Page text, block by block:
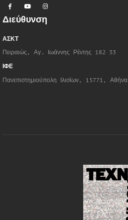
Διεύθυνση
ΑΣΚΤ
Πειραιώς, Αγ. Ιωάννης Ρέντης 182 33
ΙΦΕ
Πανεπιστημιούπολη Ιλισίων, 15771, Αθήνα